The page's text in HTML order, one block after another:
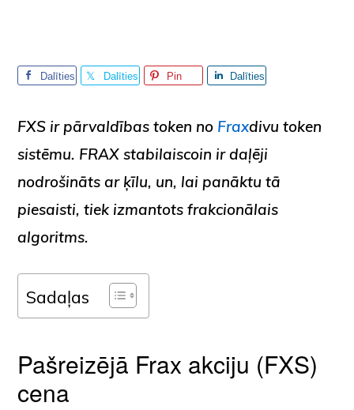
Dalīties Dalīties Pin Dalīties
FXS ir pārvaldības token no Fraxdivu token
sistēmu. FRAX stabilaiscoin ir daļēji
nodrošināts ar ķīlu, un, lai panāktu tā
piesaisti, tiek izmantots frakcionālais
algoritms.
Sadaļas
Pašreizējā Frax akciju (FXS)
cena